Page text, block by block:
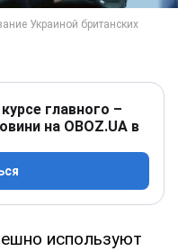
главного –
на OBOZ.UA в
используют